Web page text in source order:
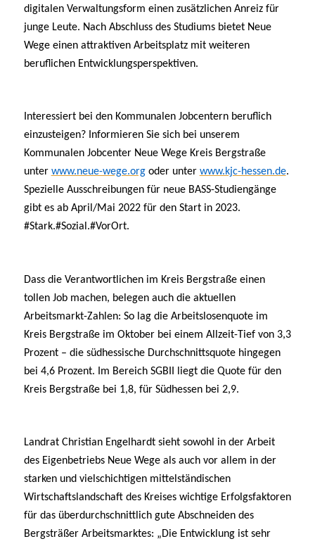
digitalen Verwaltungsform einen zusätzlichen Anreiz für
junge Leute. Nach Abschluss des Studiums bietet Neue
Wege einen attraktiven Arbeitsplatz mit weiteren
beruflichen Entwicklungsperspektiven.
Interessiert bei den Kommunalen Jobcentern beruflich
einzusteigen? Informieren Sie sich bei unserem
Kommunalen Jobcenter Neue Wege Kreis Bergstraße
unter www.neue-wege.orgoder unter www.kjc-hessen.de.
Spezielle Ausschreibungen für neue BASS-Studiengänge
gibt es ab April/Mai 2022 für den Start in 2023.
#Stark.#Sozial.#VorOrt.
Dass die Verantwortlichen im Kreis Bergstraße einen
tollen Job machen, belegen auch die aktuellen
Arbeitsmarkt-Zahlen: So lag die Arbeitslosenquote im
Kreis Bergstraße im Oktober bei einem Allzeit-Tief von 3,3
Prozent – die südhessische Durchschnittsquote hingegen
bei 4,6 Prozent. Im Bereich SGBII liegt die Quote für den
Kreis Bergstraße bei 1,8, für Südhessen bei 2,9.
Landrat Christian Engelhardt sieht sowohl in der Arbeit
des Eigenbetriebs Neue Wege als auch vor allem in der
starken und vielschichtigen mittelständischen
Wirtschaftslandschaft des Kreises wichtige Erfolgsfaktoren
für das überdurchschnittlich gute Abschneiden des
Bergsträßer Arbeitsmarktes: „Die Entwicklung ist sehr